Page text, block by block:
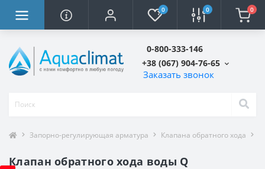
0 0 0
0-800-333-146
+38 (067) 904-76-65
Заказать звонок
Запорно-регулирующая арматура Клапана обратного хода
Клапан обратного хода воды Q